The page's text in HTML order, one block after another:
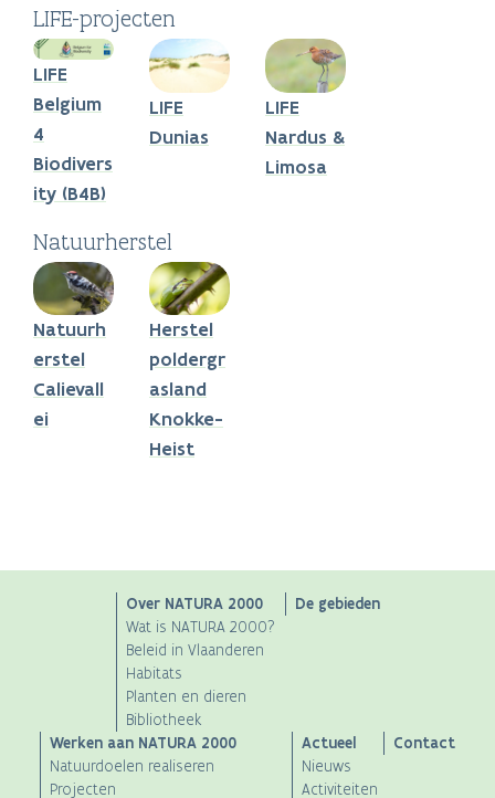
LIFE-projecten
LIFE
Belgium
4
Biodivers
ity (B4B)
LIFE
Dunias
LIFE
Nardus &
Limosa
Natuurherstel
Natuurh
erstel
Calievall
ei
Herstel
poldergr
asland
Knokke-
Heist
navigation
Over NATURA 2000
Wat is NATURA 2000?
Beleid in Vlaanderen
Habitats
Planten en dieren
Bibliotheek
De gebieden
Werken aan NATURA 2000
Natuurdoelen realiseren
Projecten
Actueel
Nieuws
Activiteiten
Contact